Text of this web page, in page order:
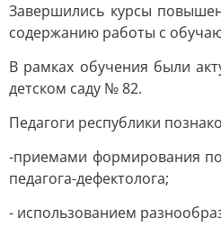
Завершились курсы
содержанию работы с
В рамках обучения были
детском саду № 82.
Педагоги республики
-приемами формирования
педагога-дефектолога;
- использованием